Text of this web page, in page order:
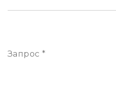
Запрос *